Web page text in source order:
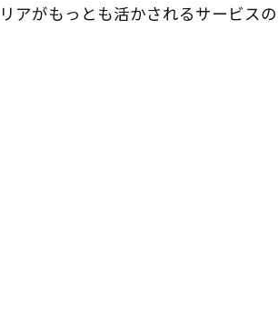
アがもっとも活かされるサービスの